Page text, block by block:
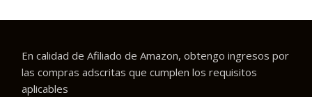
En calidad de Afiliado de Amazon, obtengo ingresos por
las compras adscritas que cumplen los requisitos
aplicables